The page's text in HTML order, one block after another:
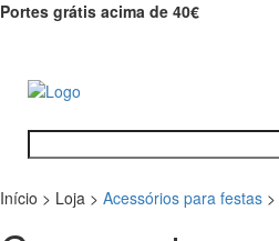
Portes grátis acima de 40€
Início > Loja > Acessórios para festas >